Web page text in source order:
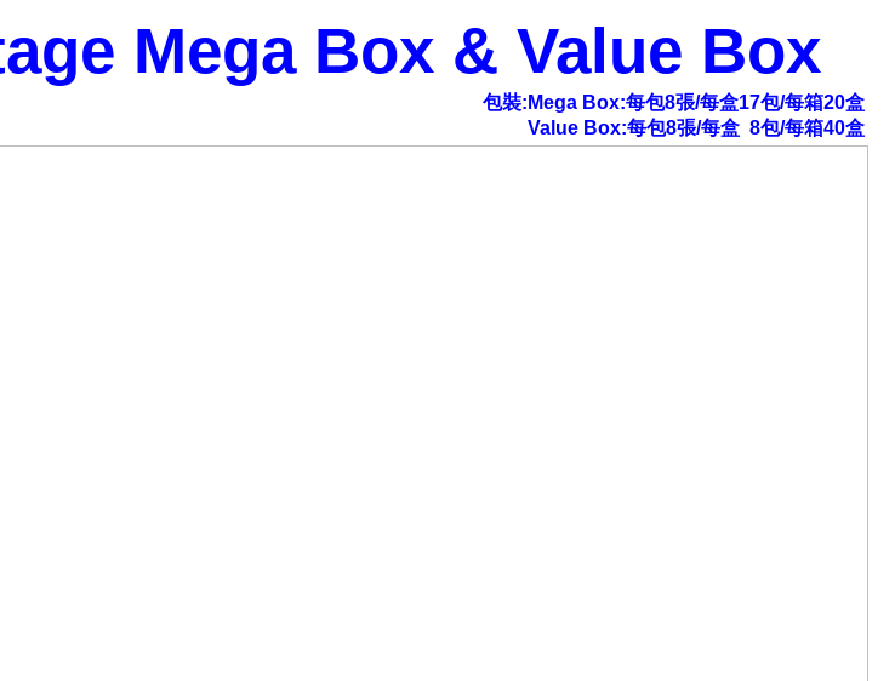
Mega Box & Value Box
包裝:Mega Box:每包8張/每盒17包/每箱20盒
Value Box:每包8張/每盒 8包/每箱40盒